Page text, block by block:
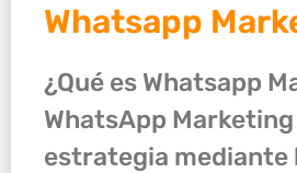
Whatsapp
¿Qué es Whatsapp
WhatsApp Marketing
estrategia mediante